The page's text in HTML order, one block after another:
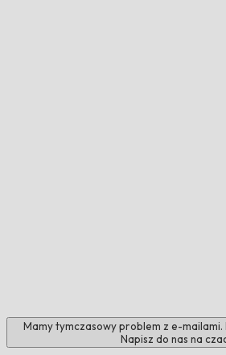
Mamy tymczasowy problem z e-
Napisz do nas na